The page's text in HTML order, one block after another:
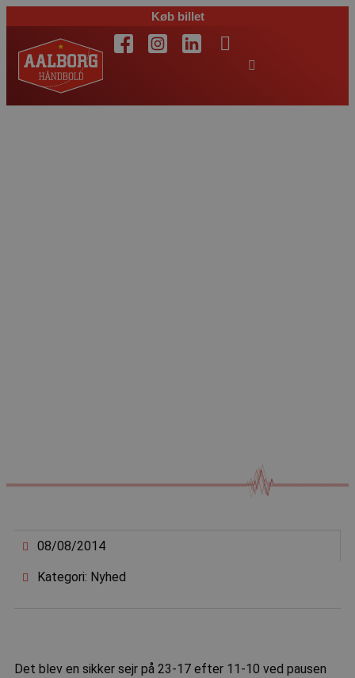
Køb billet
08/08/2014
Kategori: Nyhed
Det blev en sikker sejr på 23-17 efter 11-10 ved pausen